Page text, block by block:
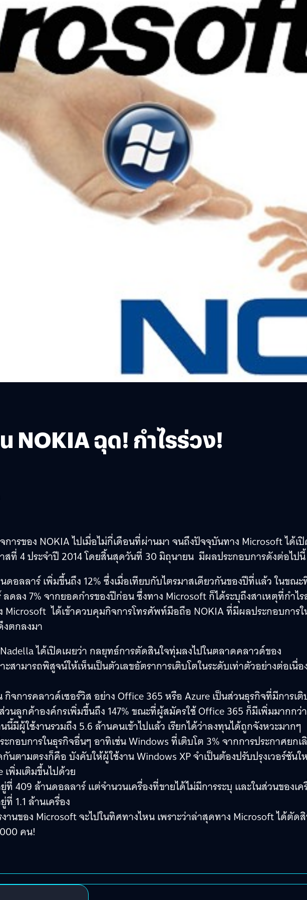
NOKIA ฉุด! กำไรร่วง!
ารของ NOKIA ไปเมื่อไม่กี่เดือนที่ผ่านมา จนถึงปัจจุบันทาง Microsoft ได้เ
สที่ 4 ประจำปี 2014 โดยสิ้นสุดวันที่ 30 มิถุนายน มีผลประกอบการดังต่อไปนี้
อลลาร์ เพิ่มขึ้นถึง 12% ซึ่งเมื่อเทียบกับไตรมาสเดียวกันของปีที่แล้ว ในขณะ
ดลง 7% จากยอดกำรของปีก่อน ซึ่งทาง Microsoft ก็ได้ระบุถึงสาเหตุที่กำไ
Microsoft ได้เข้าควบคุมกิจการโทรศัพท์มือถือ NOKIA ที่มีผลประกอบการ
ตกลงมา
ได้เปิดเผยว่า กลยุทธ์การตัดสินใจทุ่มลงไปในตลาดคลาวด์ของ
สามารถพิสูจน์ให้เห็นเป็นตัวเลขอัตราการเติบโตในระดับเท่าตัวอย่างต่อเนื่อ
จการคลาวด์เซอร์วิส อย่าง Office 365 หรือ Azure เป็นส่วนธุรกิจที่มีการเติ
นลูกค้าองค์กรเพิ่มขึ้นถึง 147% ขณะที่ผู้สมัครใช้ Office 365 ก็มีเพิ่มมากกว่
มีผู้ใช้งานรวมถึง 5.6 ล้านคนเข้าไปแล้ว เรียกได้ว่าลงทุนได้ถูกจังหวะมากๆ
กอบการในธุรกิจอื่นๆ อาทิเช่น Windows ที่เติบโต 3% จากการประกาศยกเ
ตามตรงก็คือ บังคับให้ผู้ใช้งาน Windows XP จำเป็นต้องปรับปรุงเวอร์ชันใ
เพิ่มเติมขึ้นไปด้วย
409 ล้านดอลลาร์ แต่จำนวนเครื่องที่ขายได้ไม่มีการระบุ และในส่วนของเค
1.1 ล้านเครื่อง
นของ Microsoft จะไปในทิศทางไหน เพราะว่าล่าสุดทาง Microsoft ได้ตัด
คน!